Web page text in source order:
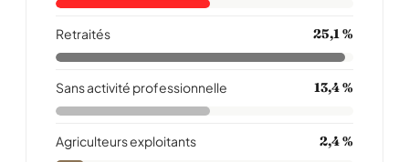
Retraités 25,1 %
Sans activité professionnelle 13,4 %
Agriculteurs exploitants 2,4 %